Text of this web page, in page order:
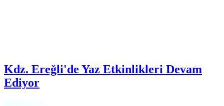
Kdz. Ereğli'de Yaz Etkinlikleri Devam
Ediyor